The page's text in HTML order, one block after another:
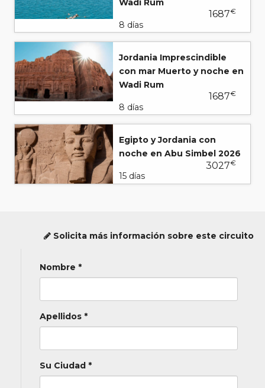
Wadi Rum
8 días
1687€
Jordania Imprescindible
con mar Muerto y noche en
Wadi Rum
8 días
1687€
Egipto y Jordania con
noche en Abu Simbel 2026
15 días
3027€
Solicita más información sobre este circuito
Nombre *
Apellidos *
Su Ciudad *